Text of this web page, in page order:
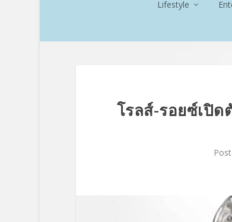
Lifestyle
โรลส์-รอยซ์เปิ